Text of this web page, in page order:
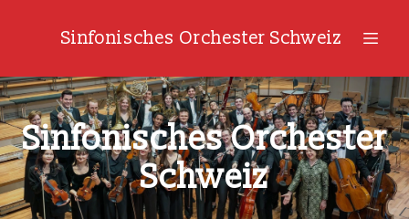
Sinfonisches Orchester Schweiz
Sinfonisches Orchester
Schweiz